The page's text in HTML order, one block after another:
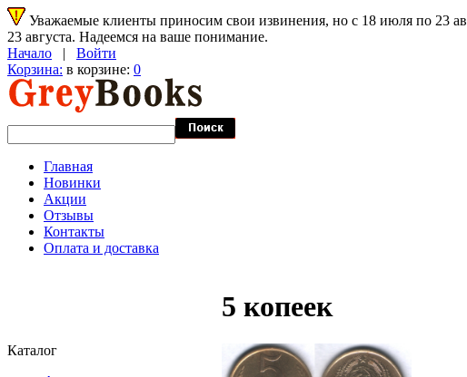
Уважаемые клиенты приносим свои извинения, но с 18 июля по 23
23 августа. Надеемся на ваше понимание.
Начало | Войти
Корзина: в корзине: 0
Главная
Новинки
Акции
Отзывы
Контакты
Оплата и доставка
Каталог
5 копеек